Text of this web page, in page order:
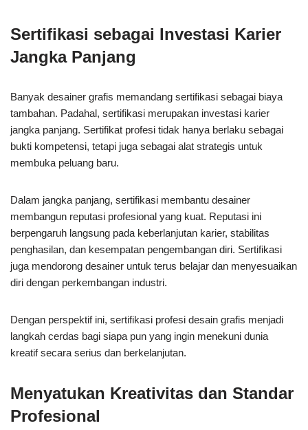
Sertifikasi sebagai Investasi Karier
Jangka Panjang
Banyak desainer grafis memandang sertifikasi sebagai biaya
tambahan. Padahal, sertifikasi merupakan investasi karier
jangka panjang. Sertifikat profesi tidak hanya berlaku sebagai
bukti kompetensi, tetapi juga sebagai alat strategis untuk
membuka peluang baru.
Dalam jangka panjang, sertifikasi membantu desainer
membangun reputasi profesional yang kuat. Reputasi ini
berpengaruh langsung pada keberlanjutan karier, stabilitas
penghasilan, dan kesempatan pengembangan diri. Sertifikasi
juga mendorong desainer untuk terus belajar dan menyesuaikan
diri dengan perkembangan industri.
Dengan perspektif ini, sertifikasi profesi desain grafis menjadi
langkah cerdas bagi siapa pun yang ingin menekuni dunia
kreatif secara serius dan berkelanjutan.
Menyatukan Kreativitas dan Standar
Profesional